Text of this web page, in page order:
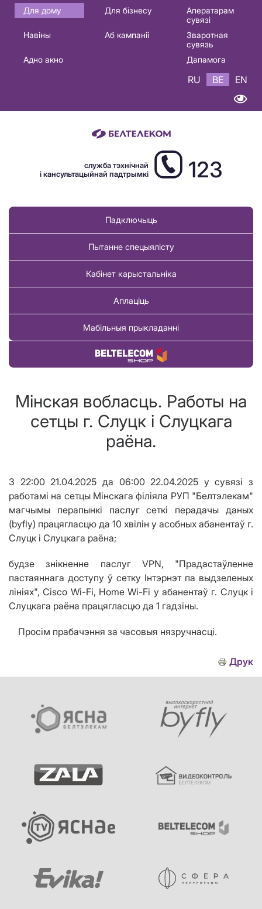
Основная
навигация
Для дому Для бізнесу
Аператарам
сувязі
Навіны
Аб кампаніі
Зваротная
сувязь
Адно акно
Дапамога
RU BE EN
служба тэхнічнай
і кансультацыйнай падтрымкі
123
Падключыць
Пытанне спецыялісту
Кабінет карыстальніка
Аплаціць
Мабільныя прыкладанні
Купіць тавар
Мінская вобласць. Работы на
сетцы г. Слуцк і Слуцкага
раёна.
З 22:00 21.04.2025 да 06:00 22.04.2025 у сувязі з
работамі на сетцы Мінскага філіяла РУП "Белтэлекам"
магчымы перапынкі паслуг сеткі перадачы даных
(byfly) працягласцю да 10 хвілін у асобных абанентаў г.
Слуцк і Слуцкага раёна;
будзе знікненне паслуг VPN, "Прадастаўленне
пастаяннага доступу ў сетку Інтэрнэт па выдзеленых
лініях", Cisco Wi-Fi, Home Wi-Fi у абанентаў г. Слуцк і
Слуцкага раёна працягласцю да 1 гадзіны.
Просім прабачэння за часовыя нязручнасці.
Друк